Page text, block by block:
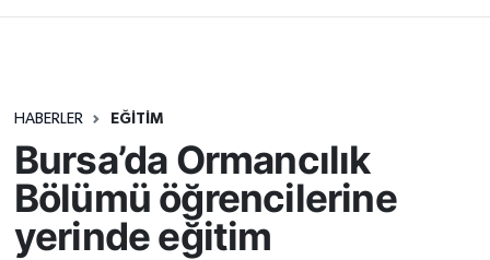
HABERLER EĞITIM
Bursa’da Ormancılık
Bölümü öğrencilerine
yerinde eğitim
Dünya
Ekonomi
Gündem
Kültür-Sanat
Tüm Manşetler
Haber Arşivi